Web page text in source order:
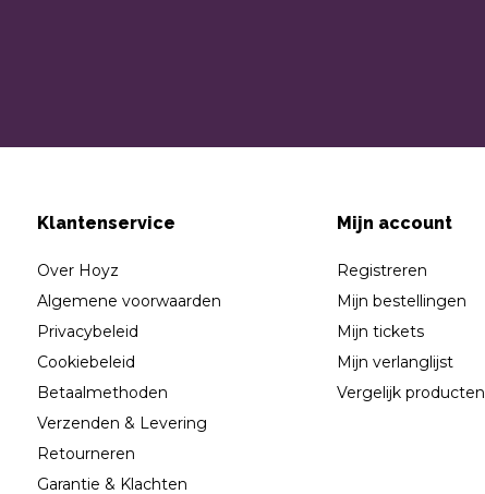
Klantenservice
Over Hoyz
Algemene voorwaarden
Privacybeleid
Cookiebeleid
Betaalmethoden
Verzenden & Levering
Retourneren
Garantie & Klachten
Mijn account
Registreren
Mijn bestellingen
Mijn tickets
Mijn verlanglijst
Vergelijk producten